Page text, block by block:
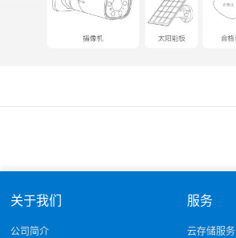
关于我们
公司简介
服务
云存储服务